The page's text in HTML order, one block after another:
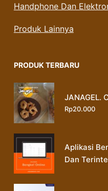
Handphone Dan
Produk Lainnya
PRODUK TERBARU
JANAGEL.
Rp20.000
Aplikasi
Dan